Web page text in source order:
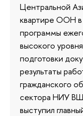
Центральной
квартире ООН
программы
высокого
подготовки
результаты
гражданского
сектора НИУ
выступил